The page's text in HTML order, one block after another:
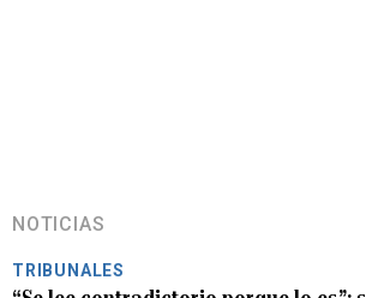
NOTICIAS
TRIBUNALES